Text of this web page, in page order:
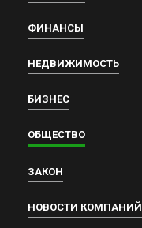
ФИНАНСЫ
НЕДВИЖИМОСТЬ
БИЗНЕС
ОБЩЕСТВО
ЗАКОН
НОВОСТИ КОМПАНИЙ